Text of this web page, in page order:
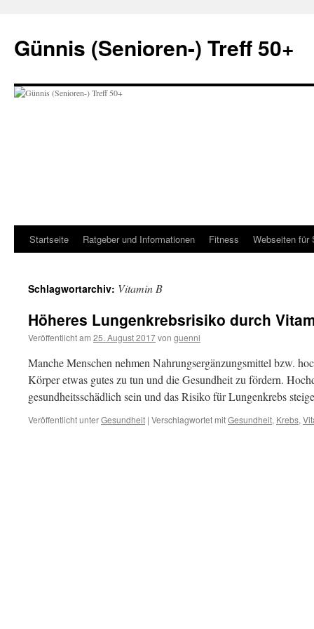
springen
Günnis (Senioren-) Treff 50+
Startseite Ratgeber und Informationen Fitness Webseiten für
Schlagwortarchiv: Vitamin B
Höheres Lungenkrebsrisiko durch
Veröffentlicht am 25. August 2017von guenni
Manche Menschen nehmen Nahrungsergänzungsmittel bzw.
Körper etwas gutes zu tun und die Gesundheit zu fördern.
gesundheitsschädlich sein und das Risiko für Lungenkrebs
Veröffentlicht unterGesundheit | Verschlagwortet mitGesundheit, Krebs,